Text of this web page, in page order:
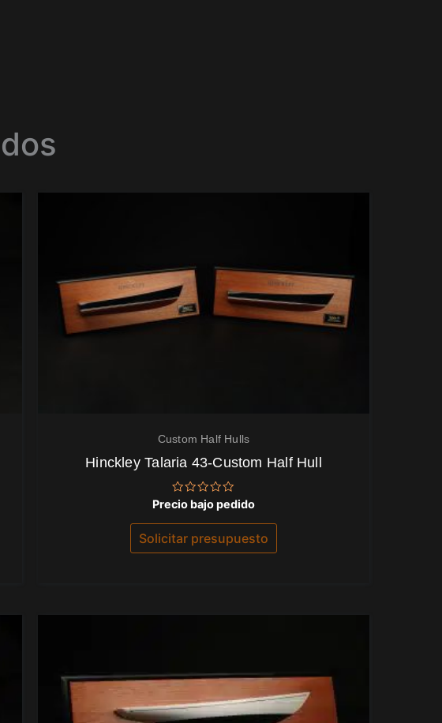
Custom Half Hulls
Hinckley Talaria 43-Custom Half Hull
Valorado
con
0
de
5
Precio bajo pedido
Solicitar presupuesto